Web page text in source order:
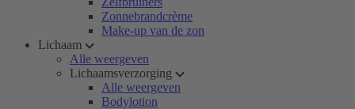
Zonnebrandcrème
Make-up van de zon
Lichaam
Alle weergeven
Lichaamsverzorging
Alle weergeven
Bodylotion